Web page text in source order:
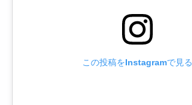
この投稿をInstagramで見る